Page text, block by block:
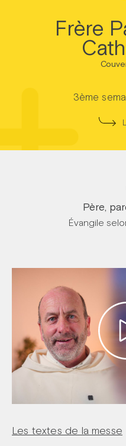
Frère
3ème
Père,
Évangile
Les textes de la messe